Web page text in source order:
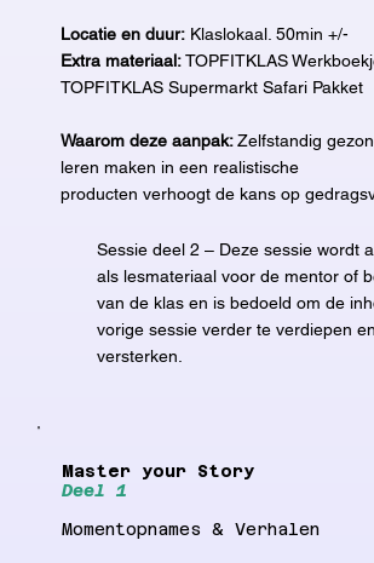
Locatie en duur:Klaslokaal. 50min +/-
Extra materiaal:TOPFITKLAS
TOPFITKLAS Supermarkt Safari Pakket
Waarom deze aanpak:Zelfstandig
leren maken in een realistische
producten verhoogt de kans op
Sessie deel 2 – Deze sessie wordt
als lesmateriaal voor de mentor of
van de klas en is bedoeld om de
vorige sessie verder te verdiepen
versterken.
Master your Story
Deel 1
Momentopnames & Verhalen